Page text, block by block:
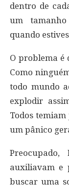
dentro de
um
quando
O problema é
Como
todo mundo
explodir
Todos temiam
um pânico
auxiliavam e
buscar uma